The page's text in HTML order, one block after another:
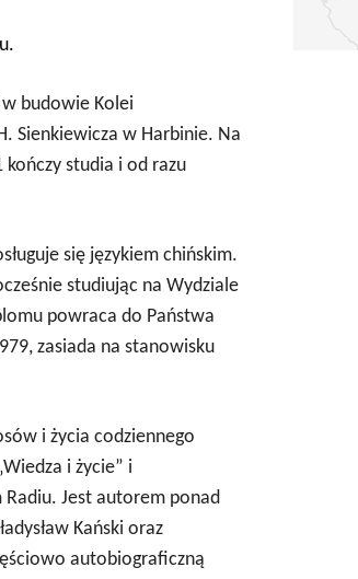
w budowie Kolei
Sienkiewicza w Harbinie. Na
studia i od razu
się językiem chińskim.
studiując na Wydziale
powraca do Państwa
zasiada na stanowisku
i życia codziennego
i życie” i
Jest autorem ponad
Kański oraz
autobiograficzną